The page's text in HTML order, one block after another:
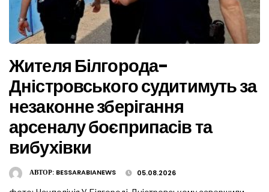
Жителя Білгорода-
Дністровського судитимуть за
незаконне зберігання
арсеналу боєприпасів та
вибухівки
АВТОР: BESSARABIANEWS 05.08.2026